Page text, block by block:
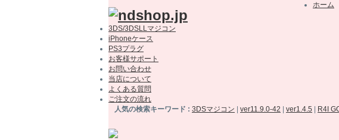
ホーム
3DS/3DSLLマジコン
iPhoneケース
PS3プラグ
お客様サポート
お問い合わせ
当店について
よくある質問
ご注文の流れ
人気の検索キーワード : 3DSマジコン ver11.9.0-42 ver1.4.5 R4I